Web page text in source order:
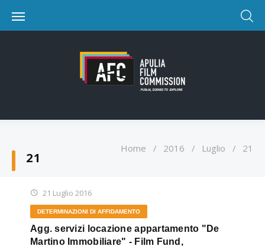
21
Home / 2016 / Luglio / 21
21 Luglio 2016
DETERMINAZIONI DI AFFIDAMENTO
Agg. servizi locazione appartamento "De
Martino Immobiliare" - Film Fund,